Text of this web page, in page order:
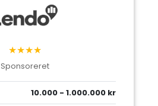
★★★★
Sponsoreret
10.000 - 1.000.000 kr